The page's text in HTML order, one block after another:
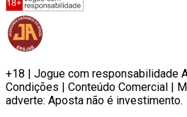
+18 | Jogue com responsabilidade
Condições | Conteúdo Comercial |
adverte: Aposta não é investimento.